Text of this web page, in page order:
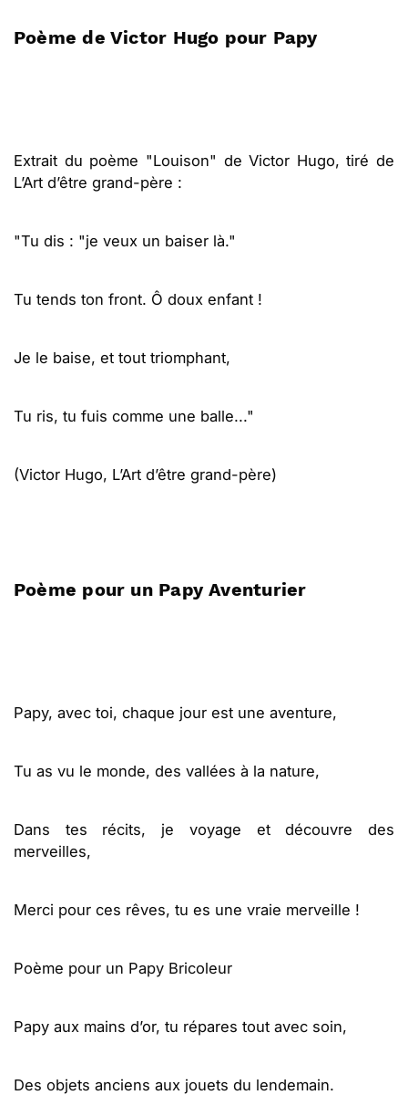
Poème de Victor Hugo pour Papy
Extrait du poème "Louison" de Victor Hugo, tiré de
L’Art d’être grand-père :
"Tu dis : "je veux un baiser là."
Tu tends ton front. Ô doux enfant !
Je le baise, et tout triomphant,
Tu ris, tu fuis comme une balle..."
(Victor Hugo, L’Art d’être grand-père)
Poème pour un Papy Aventurier
Papy, avec toi, chaque jour est une aventure,
Tu as vu le monde, des vallées à la nature,
Dans tes récits, je voyage et découvre des
merveilles,
Merci pour ces rêves, tu es une vraie merveille !
Poème pour un Papy Bricoleur
Papy aux mains d’or, tu répares tout avec soin,
Des objets anciens aux jouets du lendemain.